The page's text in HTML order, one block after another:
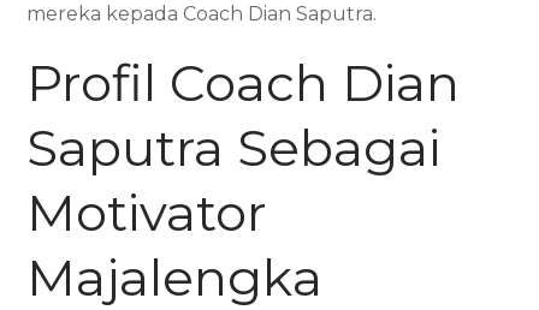
mereka kepada Coach Dian Saputra.
Profil Coach Dian
Saputra Sebagai
Motivator
Majalengka